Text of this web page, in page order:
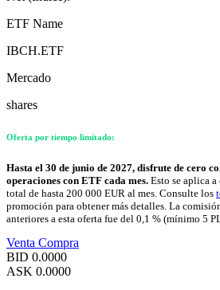
ETF Name
IBCH.ETF
Mercado
shares
Oferta por tiempo limitado:
Hasta el 30 de junio de 2027, disfrute de cero
operaciones con ETF cada mes. Esto se aplica
total de hasta 200 000 EUR al mes. Consulte los
promoción para obtener más detalles. La
anteriores a esta oferta fue del 0,1 % (mínimo 5
Venta Compra
BID 0.0000
ASK 0.0000